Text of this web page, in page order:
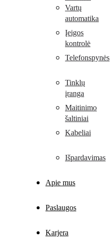
Vartų
automatika
Įeigos
kontrolė
Telefonspynės
Tinklų
įranga
Maitinimo
šaltiniai
Kabeliai
Išpardavimas
Apie mus
Paslaugos
Karjera